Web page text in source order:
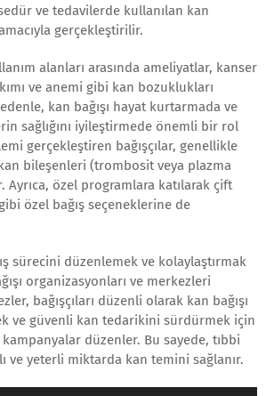
ve tedavilerde kullanılan kan
gerçekleştirilir.
alanları arasında ameliyatlar, kanser
ve anemi gibi kan bozuklukları
kan bağışı hayat kurtarmada ve
sağlığını iyileştirmede önemli bir rol
gerçekleştiren bağışçılar, genellikle
bileşenleri (trombosit veya plazma
Ayrıca, özel programlara katılarak çift
gibi özel bağış seçeneklerine de
sürecini düzenlemek ve kolaylaştırmak
organizasyonları ve merkezleri
bağışçıları düzenli olarak kan bağışı
ve güvenli kan tedarikini sürdürmek için
düzenler. Bu sayede, tıbbi
ve yeterli miktarda kan temini sağlanır.